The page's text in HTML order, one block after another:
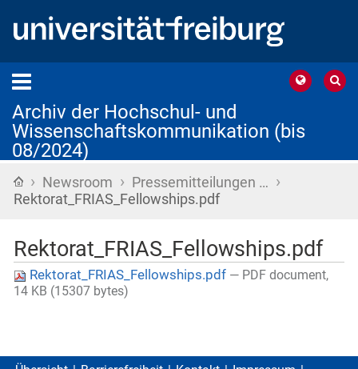
Archiv der Hochschul- und
Wissenschaftskommunikation (bis
08/2024)
Startseite
› Newsroom › Pressemitteilungen … ›
Rektorat_FRIAS_Fellowships.pdf
Rektorat_FRIAS_Fellowships.pdf
Rektorat_FRIAS_Fellowships.pdf — PDF document,
14 KB (15307 bytes)